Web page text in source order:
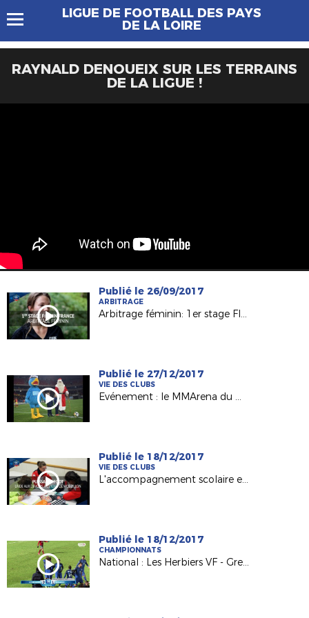
LIGUE DE FOOTBALL DES PAYS
DE LA LOIRE
RAYNALD DENOUEIX SUR LES TERRAINS
DE LA LIGUE !
Publié le 26/09/2017
ARBITRAGE
Arbitrage féminin: 1er stage FIFA en France
Publié le 27/12/2017
VIE DES CLUBS
Evénement : le MMArena du Mans FC en mode Noël !
Publié le 18/12/2017
VIE DES CLUBS
L'accompagnement scolaire en lumière avec l'Etoile Mouzillonnaise
Publié le 18/12/2017
CHAMPIONNATS
National : Les Herbiers VF - Grenoble Foot 38 (0-1)